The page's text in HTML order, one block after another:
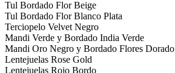
Tul Bordado Flor Beige
Tul Bordado Flor Blanco Plata
Terciopelo Velvet Negro
Mandi Verde y Bordado India Verde
Mandi Oro Negro y Bordado Flores Dorado
Lentejuelas Rose Gold
Lentejuelas Rojo Bordo